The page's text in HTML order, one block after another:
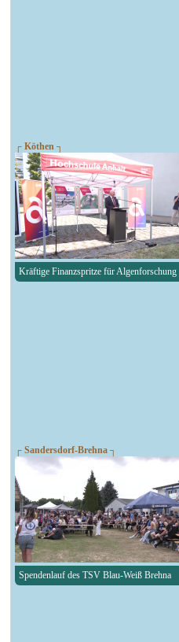
┌ Köthen ┐
Kräftige Finanzspritze für Algenforschung
┌ Sandersdorf-Brehna ┐
Spendenlauf des TSV Blau-Weiß Brehna